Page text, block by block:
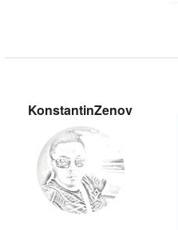
KonstantinZenov